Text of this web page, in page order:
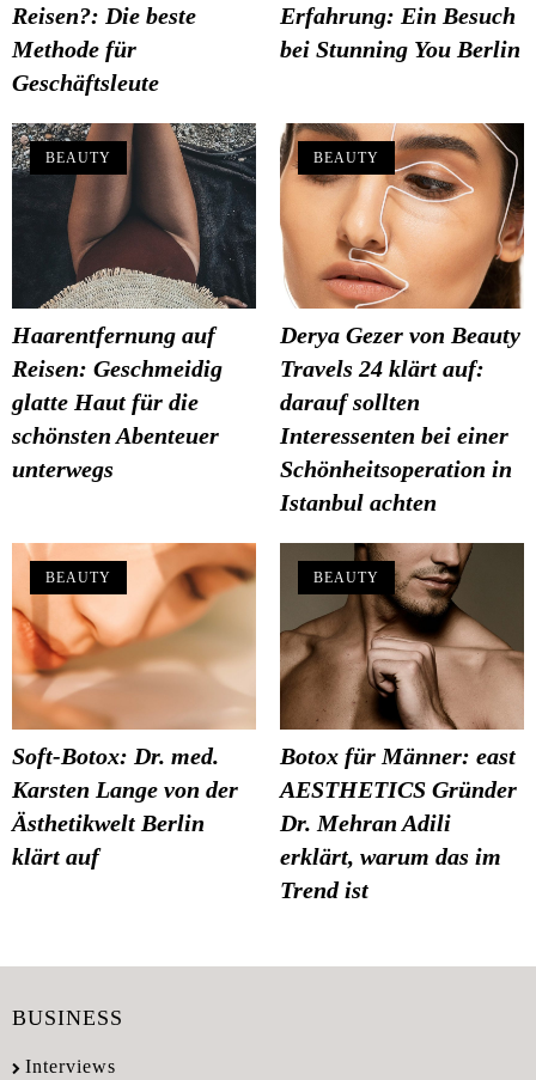
Reisen?: Die beste
Methode für
Geschäftsleute
Erfahrung: Ein Besuch
bei Stunning You Berlin
BEAUTY
Haarentfernung auf
Reisen: Geschmeidig
glatte Haut für die
schönsten Abenteuer
unterwegs
BEAUTY
Derya Gezer von Beauty
Travels 24 klärt auf:
darauf sollten
Interessenten bei einer
Schönheitsoperation in
Istanbul achten
BEAUTY
Soft-Botox: Dr. med.
Karsten Lange von der
Ästhetikwelt Berlin
klärt auf
BEAUTY
Botox für Männer: east
AESTHETICS Gründer
Dr. Mehran Adili
erklärt, warum das im
Trend ist
BUSINESS
Interviews